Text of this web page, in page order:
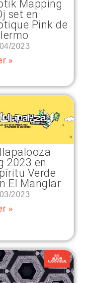
Mapping
set en
Pink de
2023
»
2023 en
Verde
El Manglar
2023
»